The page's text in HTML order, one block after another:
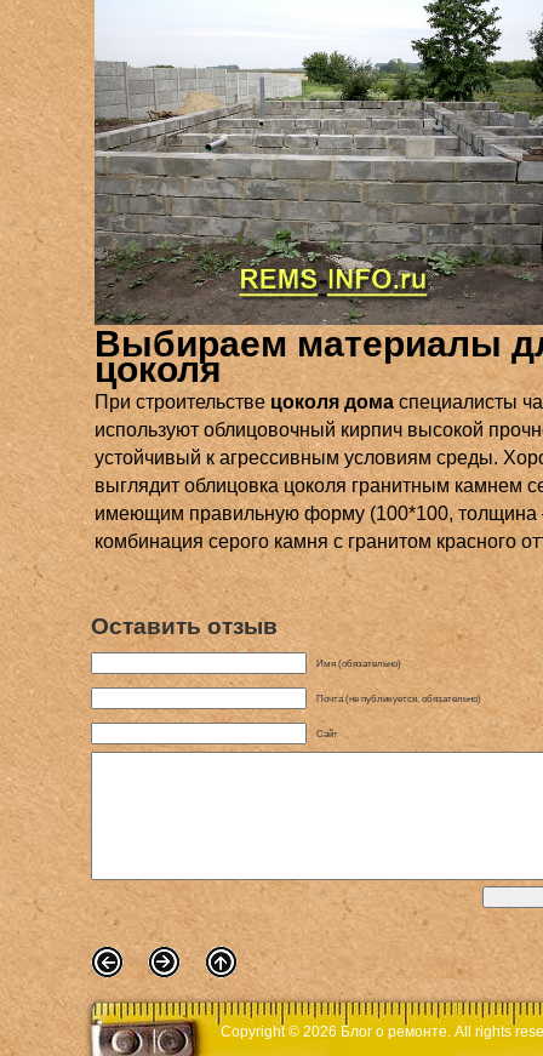
Выбираем материалы
цоколя
При строительстве цоколя дома специалисты
используют облицовочный кирпич высокой
устойчивый к агрессивным условиям среды.
выглядит облицовка цоколя гранитным камнем
имеющим правильную форму (100*100, толщина
комбинация серого камня с гранитом красного
Оставить отзыв
Имя (обязательно)
Почта (не публикуется, обязательно)
Сайт
Copyright © 2026 Блог о ремонте. All rights